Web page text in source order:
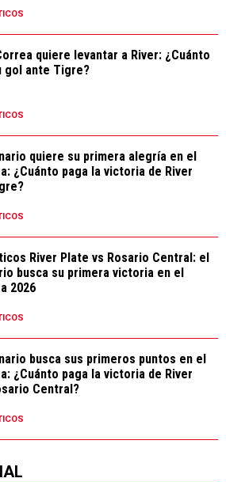
quiere levantar a River: ¿Cuánto
gol ante Tigre?
quiere su primera alegría en el
¿Cuánto paga la victoria de River
River Plate vs Rosario Central: el
busca su primera victoria en el
2026
busca sus primeros puntos en el
¿Cuánto paga la victoria de River
Central?